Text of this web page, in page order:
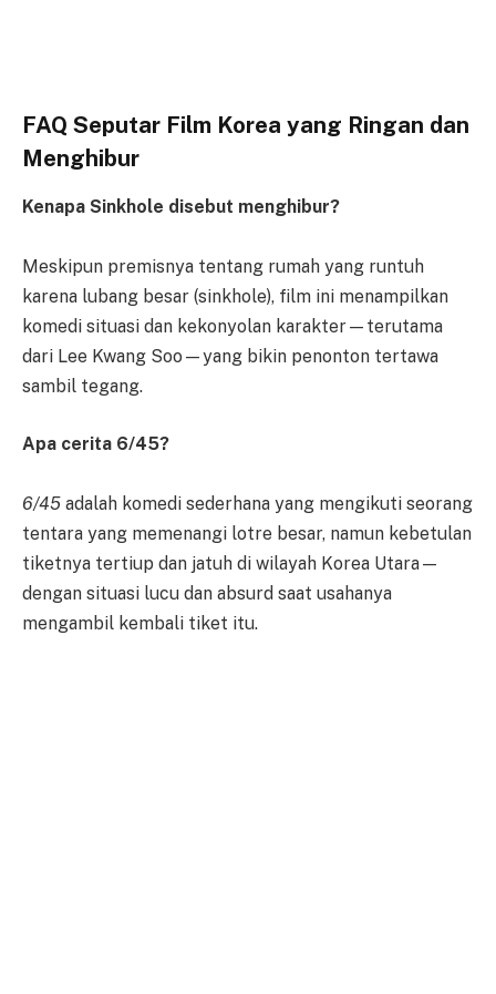
FAQ Seputar Film Korea yang Ringan dan
Menghibur
Kenapa Sinkhole disebut menghibur?
Meskipun premisnya tentang rumah yang runtuh
karena lubang besar (sinkhole), film ini menampilkan
komedi situasi dan kekonyolan karakter—terutama
dari Lee Kwang Soo—yang bikin penonton tertawa
sambil tegang.
Apa cerita 6/45?
6/45 adalah komedi sederhana yang mengikuti seorang
tentara yang memenangi lotre besar, namun kebetulan
tiketnya tertiup dan jatuh di wilayah Korea Utara—
dengan situasi lucu dan absurd saat usahanya
mengambil kembali tiket itu.